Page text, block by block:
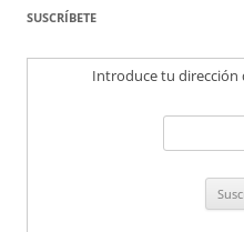
SUSCRÍBETE
Introduce tu dirección